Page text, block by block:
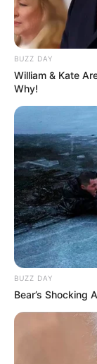
BUZZ DAY
William & Kate
Why!
BUZZ DAY
Bear’s Shocking